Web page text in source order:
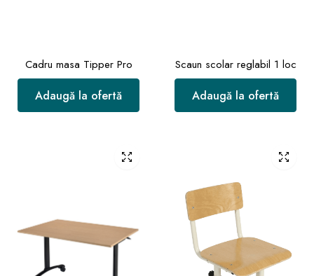
Cadru masa Tipper Pro
Adaugă la ofertă
Scaun scolar reglabil 1 loc
Adaugă la ofertă